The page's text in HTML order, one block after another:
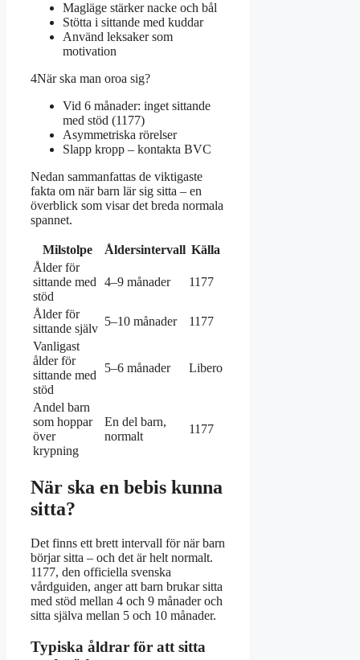
Magläge stärker nacke och bål
Stötta i sittande med kuddar
Använd leksaker som
motivation
4När ska man oroa sig?
Vid 6 månader: inget sittande
med stöd (1177)
Asymmetriska rörelser
Slapp kropp – kontakta BVC
Nedan sammanfattas de viktigaste
fakta om när barn lär sig sitta – en
överblick som visar det breda normala
spannet.
Milstolpe Åldersintervall Källa
Ålder för
sittande med
stöd
4–9 månader 1177
Ålder för
sittande själv
5–10 månader
1177
Vanligast
ålder för
sittande med
stöd
5–6 månader Libero
Andel barn
som hoppar
över
krypning
En del barn,
normalt
1177
När ska en bebis kunna
sitta?
Det finns ett brett intervall för när barn
börjar sitta – och det är helt normalt.
1177, den officiella svenska
vårdguiden, anger att barn brukar sitta
med stöd mellan 4 och 9 månader och
sitta själva mellan 5 och 10 månader.
Typiska åldrar för att sitta